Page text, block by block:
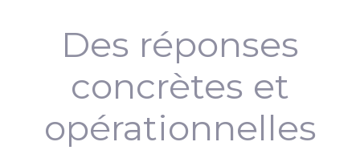
Des réponses
concrètes et
opérationnelles